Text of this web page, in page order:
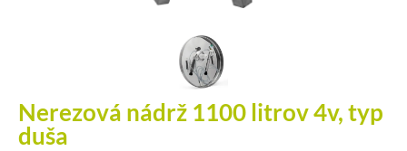
Nerezová nádrž 1100 litrov 4v, typ
duša